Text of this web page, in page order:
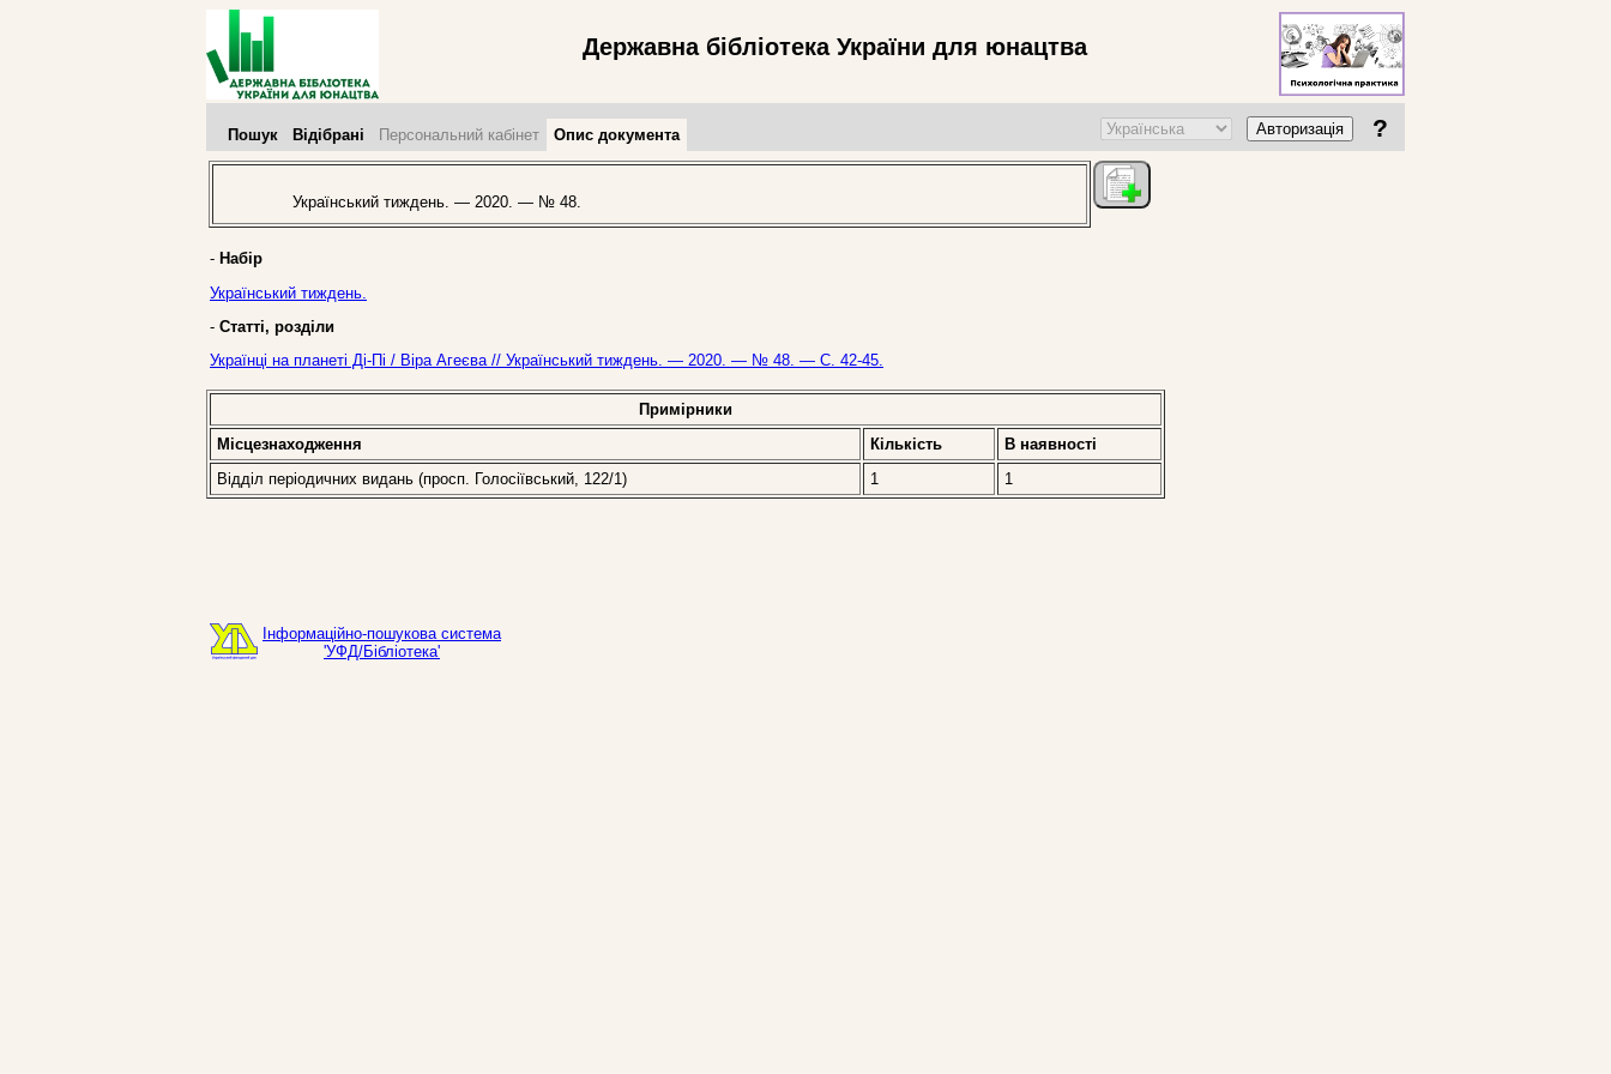
Державна бібліотека України для юнацтва
Пошук Відібрані Персональний кабінет Опис документа Авторизація ?
Український тиждень. — 2020. — № 48.
- Набір
Український тиждень.
- Статті, розділи
Українці на планеті Ді-Пі / Віра Агеєва // Український тиждень. — 2020. — № 48. — С. 42-45.
Примірники
Місцезнаходження
Кількість
В наявностi
Відділ періодичних видань (просп. Голосіївський, 122/1)
1 1
Інформаційно-пошукова система
'УФД/Бібліотека'